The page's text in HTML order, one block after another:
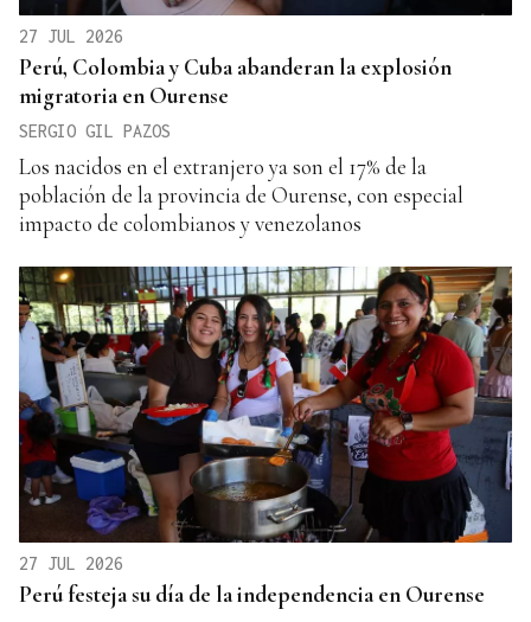
27 JUL 2026
Perú, Colombia y Cuba abanderan la explosión
migratoria en Ourense
SERGIO GIL PAZOS
Los nacidos en el extranjero ya son el 17% de la
población de la provincia de Ourense, con especial
impacto de colombianos y venezolanos
27 JUL 2026
Perú festeja su día de la independencia en Ourense